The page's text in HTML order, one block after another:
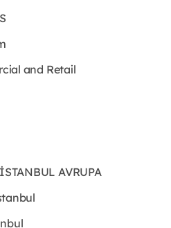
and Retail
İSTANBUL AVRUPA